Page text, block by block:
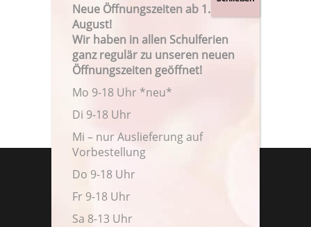
Neue Öffnungszeiten ab 1.
August!
Wir haben in allen Schulferien
ganz regulär zu unseren neuen
Öffnungszeiten geöffnet!
Mo 9-18 Uhr *neu*
Di 9-18 Uhr
Mi – nur Auslieferung auf
Vorbestellung
Do 9-18 Uhr
Fr 9-18 Uhr
Sa 8-13 Uhr